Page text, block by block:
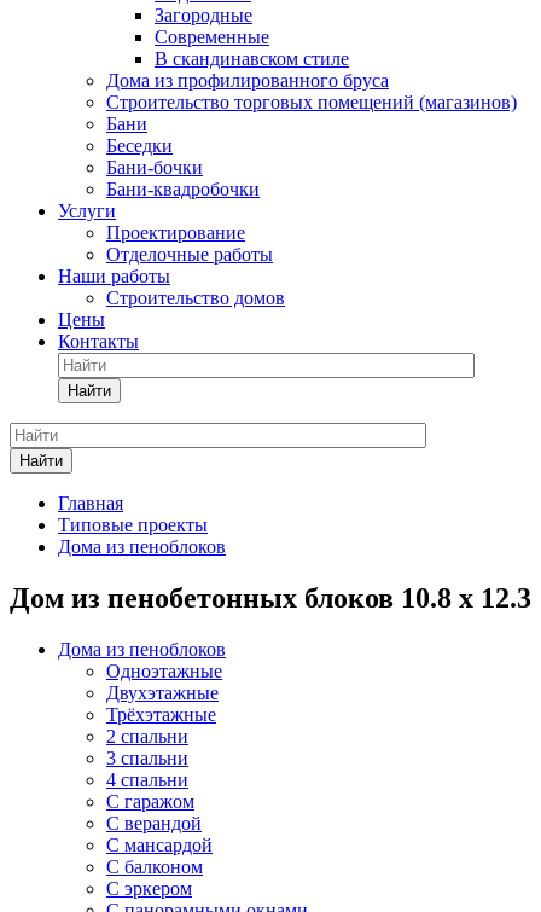
Загородные
Современные
В скандинавском стиле
Дома из профилированного бруса
Строительство торговых помещений (магазинов)
Бани
Беседки
Бани-бочки
Бани-квадробочки
Услуги
Проектирование
Отделочные работы
Наши работы
Строительство домов
Цены
Контакты
Найти
Найти
Главная
Типовые проекты
Дома из пеноблоков
Дом из пенобетонных блоков 10.8 х 12.3
Дома из пеноблоков
Одноэтажные
Двухэтажные
Трёхэтажные
2 спальни
3 спальни
4 спальни
С гаражом
С верандой
С мансардой
С балконом
C эркером